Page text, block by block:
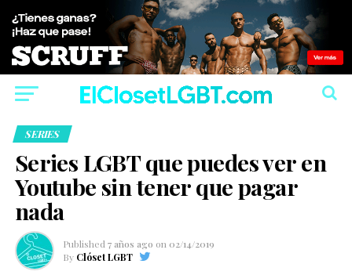
SERIES
Series LGBT que puedes ver en
Youtube sin tener que pagar
nada
Published 7 años ago on 02/14/2019
By Clóset LGBT